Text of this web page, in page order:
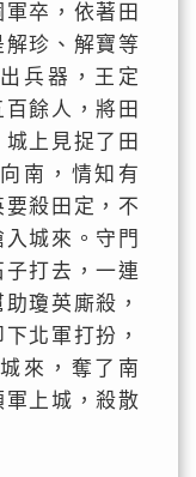
卒，依著田
珍、解寶等
兵器，王定
餘人，將田
上見捉了田
南，情知有
殺田定，不
城來。守門
打去，一連
瓊英廝殺，
北軍打扮，
來，奪了南
上城，殺散